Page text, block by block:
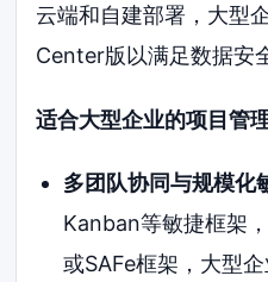
云端和自建部署，大型
Center版以满足数据安
适合大型企业的项目管
多团队协同与规模化
Kanban等敏捷框架
或SAFe框架，大型